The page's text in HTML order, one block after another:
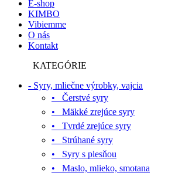
E-shop
KIMBO
Vibiemme
O nás
Kontakt
KATEGÓRIE
- Syry, mliečne výrobky, vajcia
• Čerstvé syry
• Mäkké zrejúce syry
• Tvrdé zrejúce syry
• Strúhané syry
• Syry s plesňou
• Maslo, mlieko, smotana